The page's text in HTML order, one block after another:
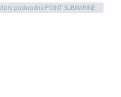
podwodne POINT SUBMARINE